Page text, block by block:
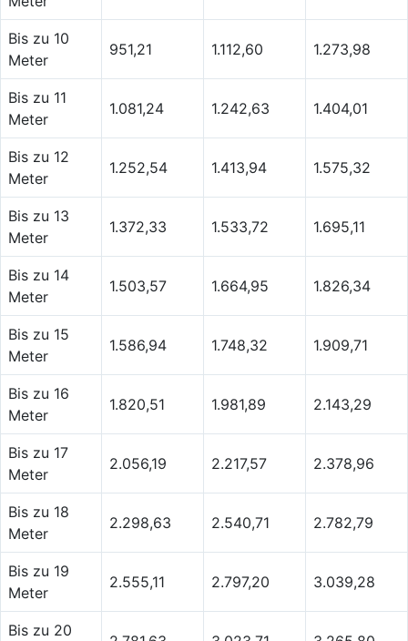
Bis zu 10
Meter
951,21 1.112,60 1.273,98
Bis zu 11
Meter
1.081,24 1.242,63 1.404,01
Bis zu 12
Meter
1.252,54 1.413,94 1.575,32
Bis zu 13
Meter
1.372,33 1.533,72 1.695,11
Bis zu 14
Meter
1.503,57 1.664,95 1.826,34
Bis zu 15
Meter
1.586,94 1.748,32 1.909,71
Bis zu 16
Meter
1.820,51 1.981,89 2.143,29
Bis zu 17
Meter
2.056,19 2.217,57 2.378,96
Bis zu 18
Meter
2.298,63 2.540,71 2.782,79
Bis zu 19
Meter
2.555,11 2.797,20 3.039,28
Bis zu 20